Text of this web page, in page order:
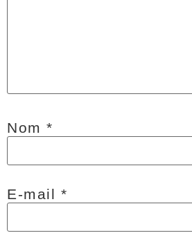
Nom*
E-mail*